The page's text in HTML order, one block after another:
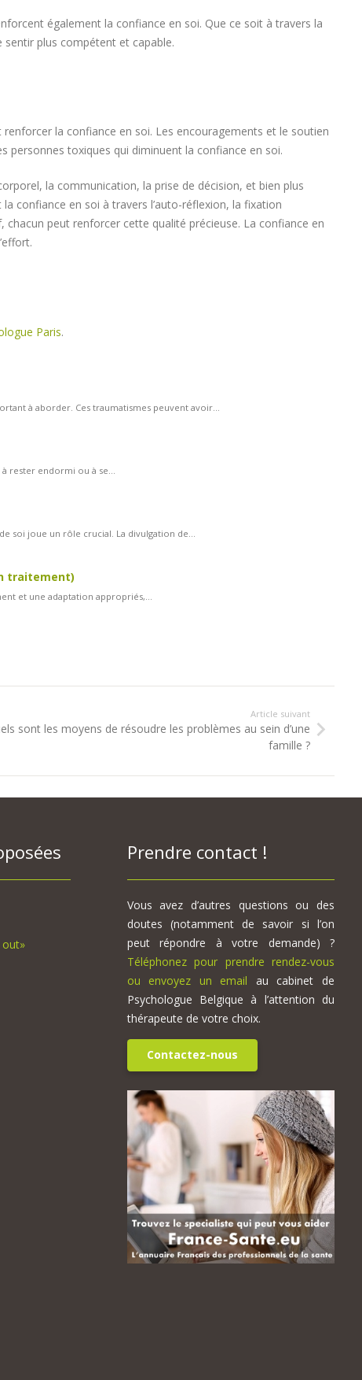
également la confiance en soi. Que ce soit à travers la
plus compétent et capable.
la confiance en soi. Les encouragements et le soutien
personnes toxiques qui diminuent la confiance en soi.
la communication, la prise de décision, et bien plus
confiance en soi à travers l’auto-réflexion, la fixation
peut renforcer cette qualité précieuse. La confiance en
Paris.
à aborder. Ces traumatismes peuvent avoir...
rester endormi ou à se...
soi joue un rôle crucial. La divulgation de...
traitement)
et une adaptation appropriés,...
Article suivant
sont les moyens de résoudre les problèmes au sein d’une
famille ?
out»
Prendre contact !
Vous avez d’autres questions ou des
doutes (notamment de savoir si l’on
peut répondre à votre demande) ?
Téléphonez pour prendre rendez-vous
ou envoyez un email au cabinet de
Psychologue Belgique à l’attention du
thérapeute de votre choix.
Contactez-nous